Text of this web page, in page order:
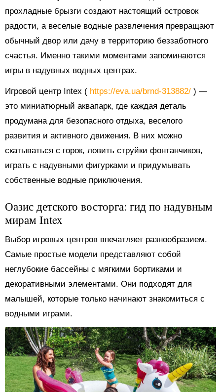
прохладные брызги создают настоящий островок
радости, а веселые водные развлечения превращают
обычный двор или дачу в территорию беззаботного
счастья. Именно такими моментами запоминаются
игры в надувных водных центрах.
Игровой центр Intex ( https://eva.ua/brnd-313882/ ) —
это миниатюрный аквапарк, где каждая деталь
продумана для безопасного отдыха, веселого
развития и активного движения. В них можно
скатываться с горок, ловить струйки фонтанчиков,
играть с надувными фигурками и придумывать
собственные водные приключения.
Оазис детского восторга: гид по надувным
мирам Intex
Выбор игровых центров впечатляет разнообразием.
Самые простые модели представляют собой
неглубокие бассейны с мягкими бортиками и
декоративными элементами. Они подходят для
малышей, которые только начинают знакомиться с
водными играми.